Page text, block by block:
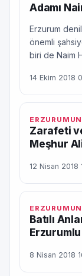
Adamı
Erzurum
önemli
biri de Naim
14 Ekim 2018
Zarafeti
Meşhur
12 Nisan 2018
Batılı
8 Nisan 2018